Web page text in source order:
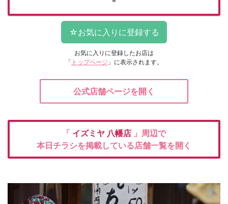
お気に入りに登録したお店は
「 トップページ 」に表示されます。
公式店舗ページを開く
「 イズミヤ 八幡店 」周辺で
本日チラシを掲載している店舗一覧を開く